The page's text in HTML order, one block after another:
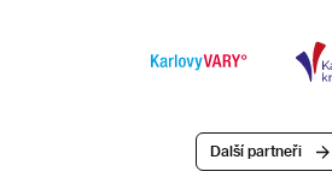
Další partneři